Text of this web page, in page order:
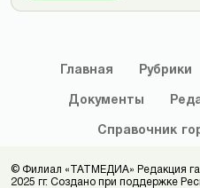
Главная Рубрики
Документы
Справочник
© Филиал «ТАТМЕДИА» Редакция
2025 гг. Создано при поддержке